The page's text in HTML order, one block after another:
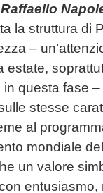
la struttura di
–
questa fase
stesse
al
mondiale
un valore